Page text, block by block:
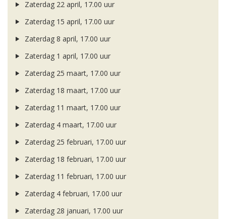
Zaterdag 22 april, 17.00 uur
Zaterdag 15 april, 17.00 uur
Zaterdag 8 april, 17.00 uur
Zaterdag 1 april, 17.00 uur
Zaterdag 25 maart, 17.00 uur
Zaterdag 18 maart, 17.00 uur
Zaterdag 11 maart, 17.00 uur
Zaterdag 4 maart, 17.00 uur
Zaterdag 25 februari, 17.00 uur
Zaterdag 18 februari, 17.00 uur
Zaterdag 11 februari, 17.00 uur
Zaterdag 4 februari, 17.00 uur
Zaterdag 28 januari, 17.00 uur